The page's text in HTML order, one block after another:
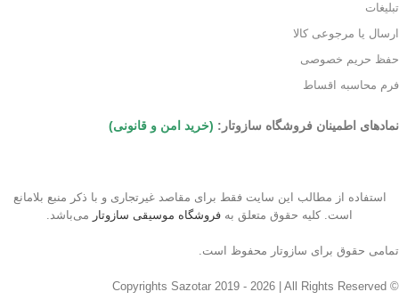
تبلیغات
ارسال یا مرجوعی کالا
حفظ حریم خصوصی
فرم محاسبه اقساط
نمادهای اطمینان فروشگاه سازوتار: (خرید امن و قانونی)
استفاده از مطالب این سایت فقط برای مقاصد غیرتجاری و با ذکر منبع بلامانع
است. کلیه حقوق متعلق به فروشگاه موسیقی سازوتار می‌باشد.
تمامی حقوق برای سازوتار محفوظ است.
© Copyrights Sazotar 2019 - 2026 | All Rights Reserved